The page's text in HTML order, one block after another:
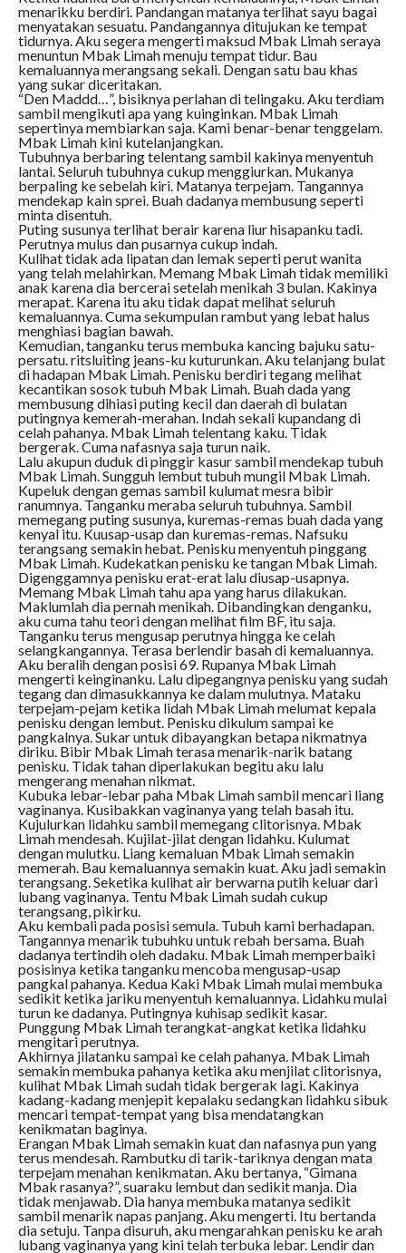
menarikku berdiri. Pandangan matanya terlihat sayu bagai
menyatakan sesuatu. Pandangannya ditujukan ke tempat
tidurnya. Aku segera mengerti maksud Mbak Limah seraya
menuntun Mbak Limah menuju tempat tidur. Bau
kemaluannya merangsang sekali. Dengan satu bau khas
yang sukar diceritakan.
“Den Maddd…”, bisiknya perlahan di telingaku. Aku terdiam
sambil mengikuti apa yang kuinginkan. Mbak Limah
sepertinya membiarkan saja. Kami benar-benar tenggelam.
Mbak Limah kini kutelanjangkan.
Tubuhnya berbaring telentang sambil kakinya menyentuh
lantai. Seluruh tubuhnya cukup menggiurkan. Mukanya
berpaling ke sebelah kiri. Matanya terpejam. Tangannya
mendekap kain sprei. Buah dadanya membusung seperti
minta disentuh.
Puting susunya terlihat berair karena liur hisapanku tadi.
Perutnya mulus dan pusarnya cukup indah.
Kulihat tidak ada lipatan dan lemak seperti perut wanita
yang telah melahirkan. Memang Mbak Limah tidak memiliki
anak karena dia bercerai setelah menikah 3 bulan. Kakinya
merapat. Karena itu aku tidak dapat melihat seluruh
kemaluannya. Cuma sekumpulan rambut yang lebat halus
menghiasi bagian bawah.
Kemudian, tanganku terus membuka kancing bajuku satu-
persatu. ritsluiting jeans-ku kuturunkan. Aku telanjang bulat
di hadapan Mbak Limah. Penisku berdiri tegang melihat
kecantikan sosok tubuh Mbak Limah. Buah dada yang
membusung dihiasi puting kecil dan daerah di bulatan
putingnya kemerah-merahan. Indah sekali kupandang di
celah pahanya. Mbak Limah telentang kaku. Tidak
bergerak. Cuma nafasnya saja turun naik.
Lalu akupun duduk di pinggir kasur sambil mendekap tubuh
Mbak Limah. Sungguh lembut tubuh mungil Mbak Limah.
Kupeluk dengan gemas sambil kulumat mesra bibir
ranumnya. Tanganku meraba seluruh tubuhnya. Sambil
memegang puting susunya, kuremas-remas buah dada yang
kenyal itu. Kuusap-usap dan kuremas-remas. Nafsuku
terangsang semakin hebat. Penisku menyentuh pinggang
Mbak Limah. Kudekatkan penisku ke tangan Mbak Limah.
Digenggamnya penisku erat-erat lalu diusap-usapnya.
Memang Mbak Limah tahu apa yang harus dilakukan.
Maklumlah dia pernah menikah. Dibandingkan denganku,
aku cuma tahu teori dengan melihat film BF, itu saja.
Tanganku terus mengusap perutnya hingga ke celah
selangkangannya. Terasa berlendir basah di kemaluannya.
Aku beralih dengan posisi 69. Rupanya Mbak Limah
mengerti keinginanku. Lalu dipegangnya penisku yang sudah
tegang dan dimasukkannya ke dalam mulutnya. Mataku
terpejam-pejam ketika lidah Mbak Limah melumat kepala
penisku dengan lembut. Penisku dikulum sampai ke
pangkalnya. Sukar untuk dibayangkan betapa nikmatnya
diriku. Bibir Mbak Limah terasa menarik-narik batang
penisku. Tidak tahan diperlakukan begitu aku lalu
mengerang menahan nikmat.
Kubuka lebar-lebar paha Mbak Limah sambil mencari liang
vaginanya. Kusibakkan vaginanya yang telah basah itu.
Kujulurkan lidahku sambil memegang clitorisnya. Mbak
Limah mendesah. Kujilat-jilat dengan lidahku. Kulumat
dengan mulutku. Liang kemaluan Mbak Limah semakin
memerah. Bau kemaluannya semakin kuat. Aku jadi semakin
terangsang. Seketika kulihat air berwarna putih keluar dari
lubang vaginanya. Tentu Mbak Limah sudah cukup
terangsang, pikirku.
Aku kembali pada posisi semula. Tubuh kami berhadapan.
Tangannya menarik tubuhku untuk rebah bersama. Buah
dadanya tertindih oleh dadaku. Mbak Limah memperbaiki
posisinya ketika tanganku mencoba mengusap-usap
pangkal pahanya. Kedua Kaki Mbak Limah mulai membuka
sedikit ketika jariku menyentuh kemaluannya. Lidahku mulai
turun ke dadanya. Putingnya kuhisap sedikit kasar.
Punggung Mbak Limah terangkat-angkat ketika lidahku
mengitari perutnya.
Akhirnya jilatanku sampai ke celah pahanya. Mbak Limah
semakin membuka pahanya ketika aku menjilat clitorisnya,
kulihat Mbak Limah sudah tidak bergerak lagi. Kakinya
kadang-kadang menjepit kepalaku sedangkan lidahku sibuk
mencari tempat-tempat yang bisa mendatangkan
kenikmatan baginya.
Erangan Mbak Limah semakin kuat dan nafasnya pun yang
terus mendesah. Rambutku di tarik-tariknya dengan mata
terpejam menahan kenikmatan. Aku bertanya, “Gimana
Mbak rasanya?”, suaraku lembut dan sedikit manja. Dia
tidak menjawab. Dia hanya membuka matanya sedikit
sambil menarik napas panjang. Aku mengerti. Itu bertanda
dia setuju. Tanpa disuruh, aku mengarahkan penisku ke arah
lubang vaginanya yang kini telah terbuka lebar. Lendir dan